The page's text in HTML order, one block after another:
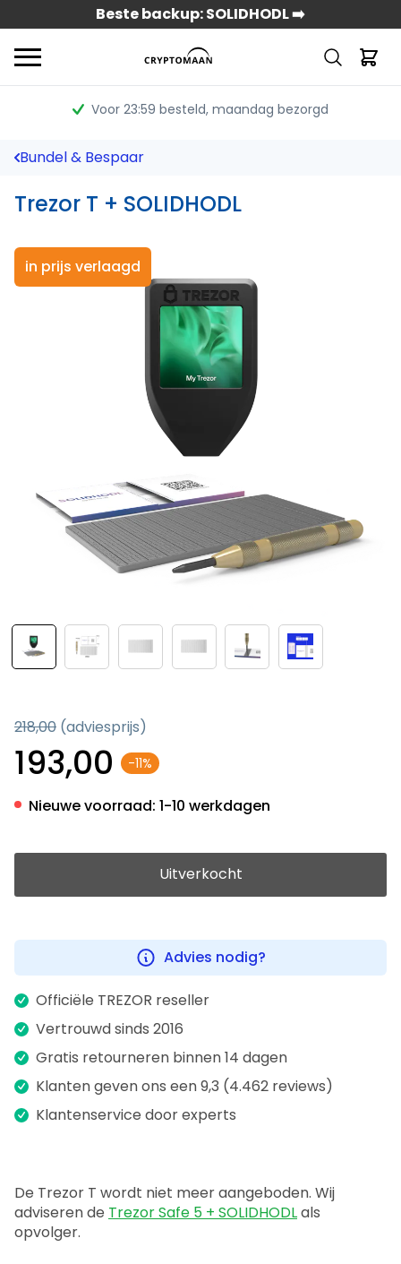
Beste backup: SOLIDHODL ➡️
Voor 23:59 besteld, maandag bezorgd
Bundel & Bespaar
Trezor T + SOLIDHODL
in prijs verlaagd
218,00 (adviesprijs)
193,00 -11%
Nieuwe voorraad: 1-10 werkdagen
Uitverkocht
Advies nodig?
Officiële TREZOR reseller
Vertrouwd sinds 2016
Gratis retourneren binnen 14 dagen
Klanten geven ons een 9,3 (4.462 reviews)
Klantenservice door experts
De Trezor T wordt niet meer aangeboden. Wij
adviseren de Trezor Safe 5 + SOLIDHODLals
opvolger.